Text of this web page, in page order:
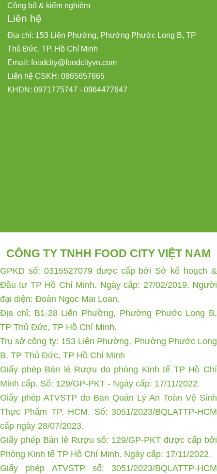
Công bố & kiểm nghiệm
Liên hệ
Địa chỉ: 153 Liên Phường, Phường Phước Long B, TP
Thủ Đức, TP. Hồ Chí Minh
Email: foodcity@foodcityvn.com
Liên hệ CSKH: 0865657665
KHDN: 0971775747 - 0964477647
CÔNG TY TNHH FOOD CITY VIỆT NAM
GPKD số: 0315527079 được cấp bởi Sở kế hoạch &
Đầu tư TP Hồ Chí Minh. Ngày cấp: 27/02/2019. Người
đại diện: Đoàn Ngọc Mai Loan.
Địa chỉ: B1-28 Liên Phường, Phường Phước Long B,
TP Thủ Đức, TP Hồ Chí Minh.
Trụ sở công ty: 153 Liên Phường, Phường Phước Long
B, TP Thủ Đức, TP Hồ Chí Minh
Giấy phép Bán lẻ Rượu do phòng Kinh tế TP Hồ Chí
Minh cấp. Số: 129/GP-PKT - Ngày cấp: 17/11/2022.
Giấy phép ATVSTP do Ban Quản Lý An Toàn Vệ Sinh
Thực Phẩm TP. HCM. Số: 3051/2023/BQLATTP-HCM
cấp ngày 28/07/2023.
Giấy phép Bán lẻ Rượu số: 129/GP-PKT được cấp bởi
Phòng Kinh tế TP Hồ Chí Minh. Ngày cấp: 17/11/2022.
Giấy phép ATVSTP số: 3051/2023/BQLATTP-HCM